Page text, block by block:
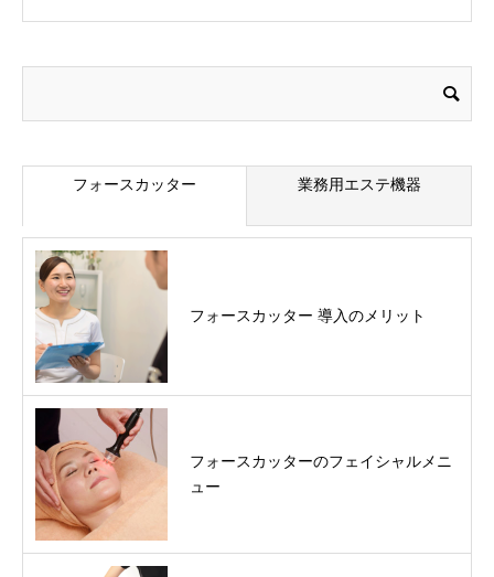
フォースカッター 業務用エステ機器
フォースカッター 導入のメリット
フォースカッターのフェイシャルメニ
ュー